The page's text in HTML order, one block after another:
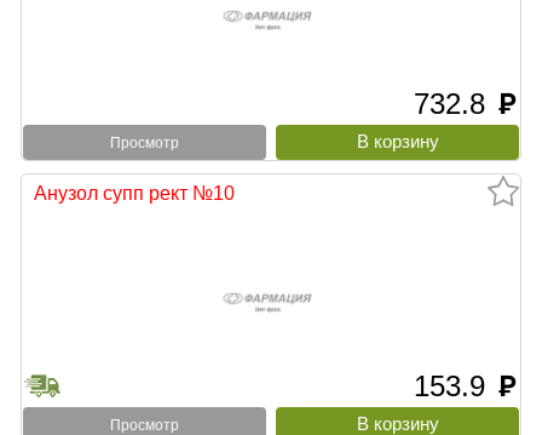
732.8 руб
Просмотр
Анузол супп рект №10
153.9 руб
Просмотр